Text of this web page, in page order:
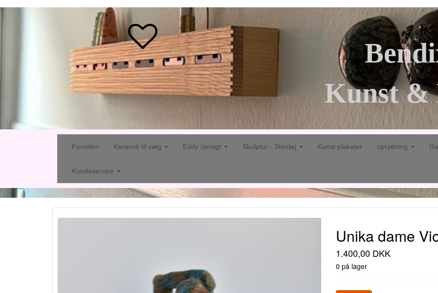
Kunst &
Forsiden Keramik til væg Eddy /ansigt Skulptur - Stentøj Kunst plakater oprydning
Kundeservice
Unika dame
1.400,00 DKK
0 på lager